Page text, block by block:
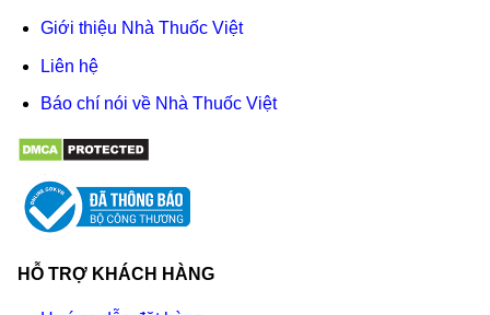
Giới thiệu Nhà Thuốc Việt
Liên hệ
Báo chí nói về Nhà Thuốc Việt
HỖ TRỢ KHÁCH HÀNG